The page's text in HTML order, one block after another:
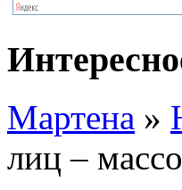
Мартена »
лиц –